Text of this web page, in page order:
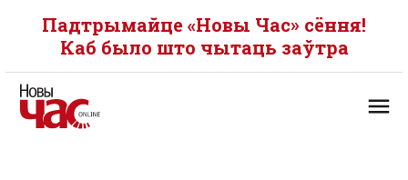
Падтрымайце «Новы Час» сёння!
Каб было што чытаць заўтра